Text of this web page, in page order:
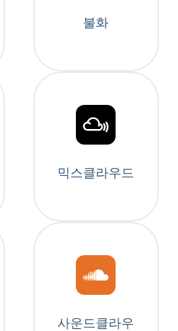
불화
믹스클라우드
사운드클라우